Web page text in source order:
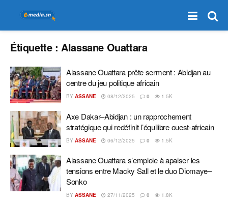
Étiquette :Alassane Ouattara
Alassane Ouattara prête serment : Abidjan au
centre du jeu politique africain
BY ASSANE 08/12/2025 0 1.5K
‎Axe Dakar–Abidjan : un rapprochement
stratégique qui redéfinit l’équilibre ouest-africain
BY ASSANE 06/12/2025 0 1.5K
Alassane Ouattara s’emploie à apaiser les
tensions entre Macky Sall et le duo Diomaye–
Sonko
BY ASSANE 27/11/2025 0 1.8K